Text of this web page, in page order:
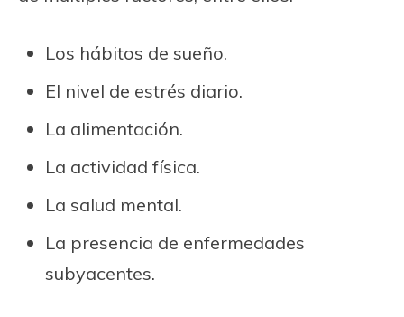
Los hábitos de sueño.
El nivel de estrés diario.
La alimentación.
La actividad física.
La salud mental.
La presencia de enfermedades
subyacentes.